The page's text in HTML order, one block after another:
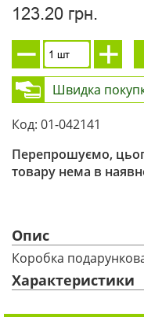
123.20 грн.
Швидка
Код: 01-042141
Перепрошуємо,
товару нема в
Опис
Коробка
Характеристики